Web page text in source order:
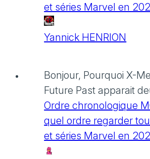
et séries Marvel en
Yannick HENRION
Bonjour, Pourquoi X-
Future Past apparait
Ordre chronologique
quel ordre regarder
et séries Marvel en